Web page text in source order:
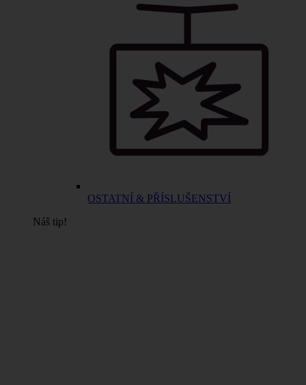
OSTATNÍ & PŘÍSLUŠENSTVÍ
Náš tip!